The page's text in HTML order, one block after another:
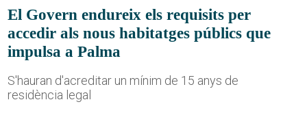
El Govern endureix els requisits per
accedir als nous habitatges públics que
impulsa a Palma
S'hauran d'acreditar un mínim de 15 anys de
residència legal